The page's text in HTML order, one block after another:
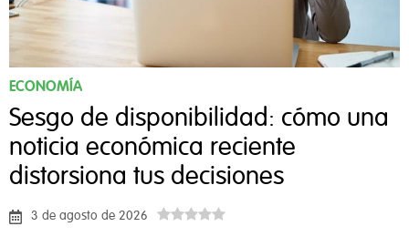
ECONOMÍA
Sesgo de disponibilidad: cómo una
noticia económica reciente
distorsiona tus decisiones
3 de agosto de 2026